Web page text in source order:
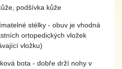
podšívka kůže
stélky - obuv je vhodná
ortopedických vložek
vložku)
bota - dobře drží nohy v